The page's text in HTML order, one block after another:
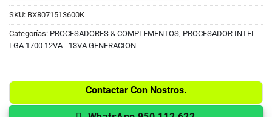
SKU: BX8071513600K
Categorías: PROCESADORES & COMPLEMENTOS, PROCESADOR INTEL
LGA 1700 12VA - 13VA GENERACION
Contactar Con Nostros.